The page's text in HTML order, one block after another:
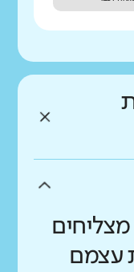
מצליחים
עצמם